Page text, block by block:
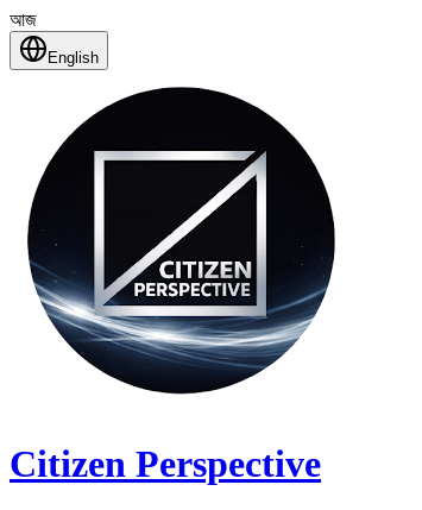
আজ
English
Citizen Perspective